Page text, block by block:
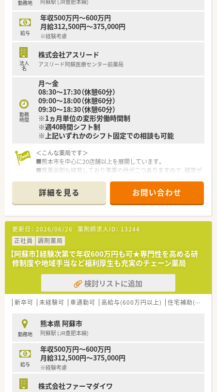
■社長自らが現場の第一線で活躍されているため、現場の課題や
悩みに対しても迅速かつ柔軟に理解を示してくれます。
勤務地 阿蘇駅 (JR豊肥本線)
給与
年収500万円～600万円
月給312,500円～375,000円
※経験考慮
法人
名
株式会社アスリード
アスリード阿蘇医療センター前薬局
勤務
時間
月～金
08:30～17:30（休憩60分）
09:00～18:00（休憩60分）
09:30～18:30（休憩60分）
※1ヵ月単位の変形労働時間制
※週40時間シフト制
※上記いずれかのシフト固定での相談も可能
＜こんな薬局です＞
■熊本市を中心に20店舗以上を展開しています。
■医薬品卸も経営しており事業の柱が二つありますので、経営が
■在宅、健康増進事業にも今後積極的に取り組む予定です。
■病院門前からクリニック門前まで幅広い店舗展開をしていま
す。
■応援体制も充実しており、急な休みにも対応いただける環境で
す。
＜こんな店舗です＞
■薬局は新しく綺麗な作りで、待合室や調剤室も広く清潔な印象
です。
■ドライブスルーにも対応しております。約10名/日程度が利用
されております。
■門前病院以外にも近隣の眼科の処方を平均10枚/日程度受けて
おります。
■全自動の錠剤自動分包機、円盤、Vマスの分包機等が導入され
■薬歴はハイブリッジを導入されております。
■会社の幹部の方も常駐されており安心して就業できます。
■8:30から開局していますが、幹部以外の社員は9:00か9:30から
の勤務となります。
■完全土日祝休みの薬局です。残業もほとんど発生しておりま
せん。
詳細を見る お問い合わせ
更新日： 2026/06/26 薬剤師求人ID： 13244
正社員
調剤薬局
【阿蘇市】経験次第で年収600万円も可★専門性を高める研
修制度や地域手当など福利厚生も充実のチェーン薬局
検討リストに追加
新卒可 未経験可 車通勤可 高給与(600万円以上) 住宅補助(手当)あり
勤務地
熊本県 阿蘇市
阿蘇駅 (JR豊肥本線)
給与
年収500万円～600万円
月給312,500円～375,000円
※経験考慮
株式会社ファーマダイワ